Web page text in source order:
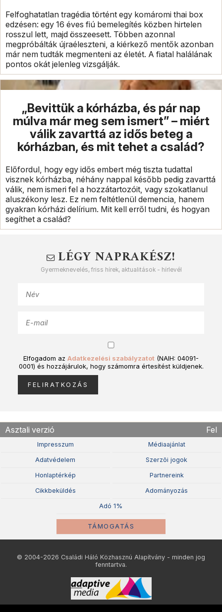
Felfoghatatlan tragédia történt egy komáromi thai box
edzésen: egy 16 éves fiú bemelegítés közben hirtelen
rosszul lett, majd összeesett. Többen azonnal
megpróbálták újraéleszteni, a kiérkező mentők azonban
már nem tudták megmenteni az életét. A fiatal halálának
pontos okát jelenleg vizsgálják.
„Bevittük a kórházba, és pár nap
múlva már meg sem ismert” – miért
válik zavarttá az idős beteg a
kórházban, és mit tehet a család?
Előfordul, hogy egy idős embert még tiszta tudattal
visznek kórházba, néhány nappal később pedig zavarttá
válik, nem ismeri fel a hozzátartozóit, vagy szokatlanul
aluszékony lesz. Ez nem feltétlenül demencia, hanem
gyakran kórházi delírium. Mit kell erről tudni, és hogyan
segíthet a család?
LÉGY NAPRAKÉSZ!
Gyermeknevelés, friss hírek, aktualitások - hírlevél
Elfogadom az Adatkezelési szabályzatot (NAIH: 04091-
0001) és hozzájárulok, hogy számomra értesítést küldjenek.
Asztali verzió Fel
Impresszum Médiaajánlat
Adatvédelem Szerzõi jogok
Honlaptérkép Partnereink
Cikkbeküldés Adományozás
Adó 1%
TÁMOGATÁS
© 2004-2026 Családi Háló Közhasznú Alapítvány - minden jog
fenntartva.